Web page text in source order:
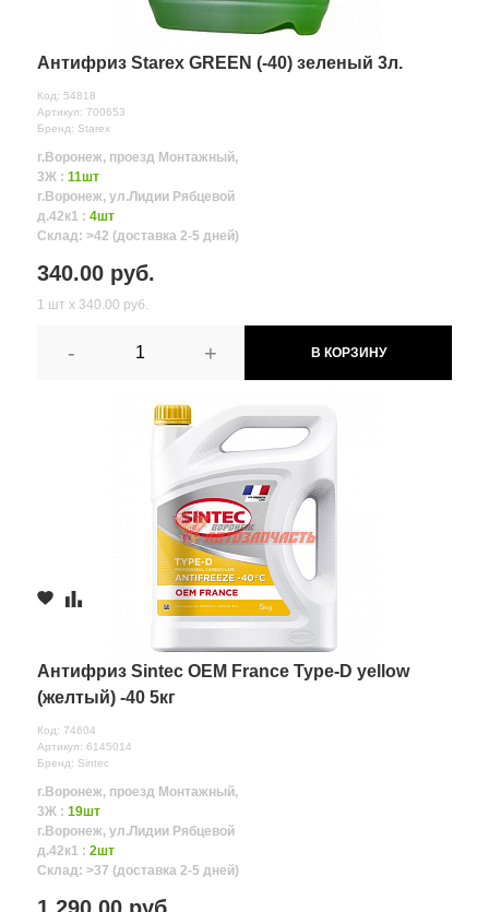
Антифриз Starex GREEN (-40) зеленый 3л.
Код: 54818
Артикул: 700653
Бренд: Starex
г.Воронеж, проезд Монтажный,
3Ж : 11шт
г.Воронеж, ул.Лидии Рябцевой
д.42к1 : 4шт
Склад: >42 (доставка 2-5 дней)
340.00 руб.
1 шт х 340.00 руб.
- + В КОРЗИНУ
Антифриз Sintec OEM France Type-D yellow
(желтый) -40 5кг
Код: 74604
Артикул: 6145014
Бренд: Sintec
г.Воронеж, проезд Монтажный,
3Ж : 19шт
г.Воронеж, ул.Лидии Рябцевой
д.42к1 : 2шт
Склад: >37 (доставка 2-5 дней)